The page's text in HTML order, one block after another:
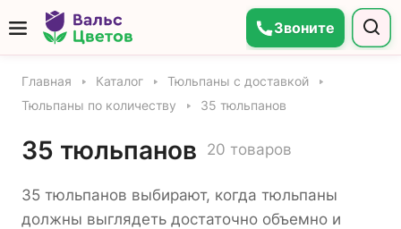
Звоните
Главная Каталог
Тюльпаны с доставкой
Тюльпаны по количеству
35 тюльпанов
35 тюльпанов 20 товаров
35 тюльпанов выбирают, когда тюльпаны
должны выглядеть достаточно объемно и